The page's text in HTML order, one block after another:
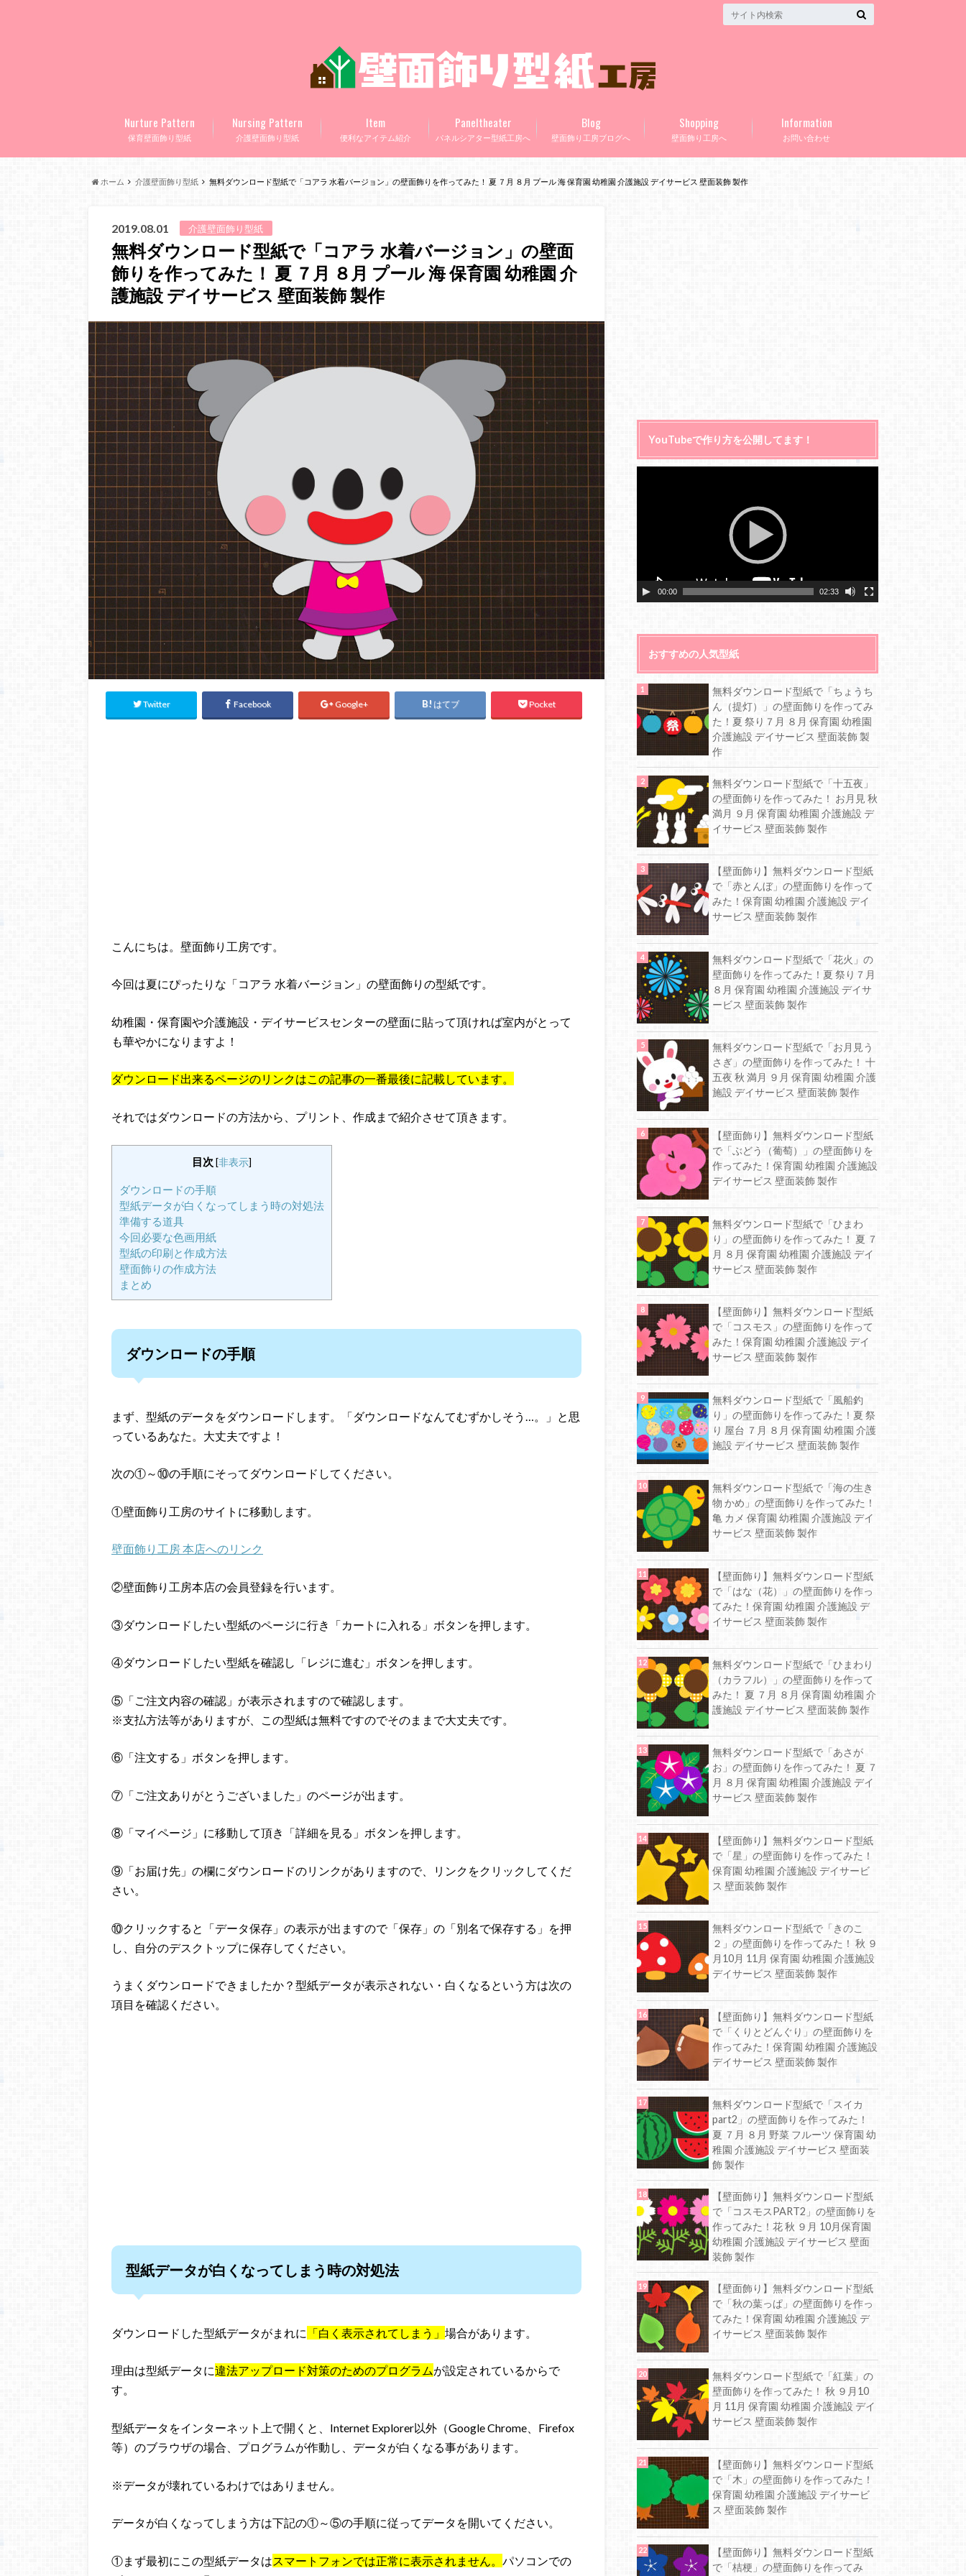
保育壁面飾り型紙
Nurture Pattern
介護壁面飾り型紙
Nursing Pattern
便利なアイテム紹介
Item
パネルシアター型紙工房へ
Paneltheater
壁面飾り工房ブログへ
Blog
壁面飾り工房へ
Shopping
お問い合わせ
Information
ホーム 介護壁面飾り型紙 無料ダウンロード型紙で「コアラ 水着バージョン」の壁面飾りを作ってみた！ 夏 ７月 ８月 プール 海 保育園 幼稚園 介護施設 デイサービス 壁面装飾 製作
2019.08.01 介護壁面飾り型紙
無料ダウンロード型紙で「コアラ 水着バージョン」の壁面
飾りを作ってみた！ 夏 ７月 ８月 プール 海 保育園 幼稚園 介
護施設 デイサービス 壁面装飾 製作
Twitter Facebook Google+ はてブ Pocket
こんにちは。壁面飾り工房です。
今回は夏にぴったりな「コアラ 水着バージョン」の壁面飾りの型紙です。
幼稚園・保育園や介護施設・デイサービスセンターの壁面に貼って頂ければ室内がとって
も華やかになりますよ！
ダウンロード出来るページのリンクはこの記事の一番最後に記載しています。
それではダウンロードの方法から、プリント、作成まで紹介させて頂きます。
目次 [非表示]
ダウンロードの手順
型紙データが白くなってしまう時の対処法
準備する道具
今回必要な色画用紙
型紙の印刷と作成方法
壁面飾りの作成方法
まとめ
ダウンロードの手順
まず、型紙のデータをダウンロードします。「ダウンロードなんてむずかしそう…。」と思
っているあなた。大丈夫ですよ！
次の①～⑩の手順にそってダウンロードしてください。
①壁面飾り工房のサイトに移動します。
壁面飾り工房 本店へのリンク
②壁面飾り工房本店の会員登録を行います。
③ダウンロードしたい型紙のページに行き「カートに入れる」ボタンを押します。
④ダウンロードしたい型紙を確認し「レジに進む」ボタンを押します。
⑤「ご注文内容の確認」が表示されますので確認します。
※支払方法等がありますが、この型紙は無料ですのでそのままで大丈夫です。
⑥「注文する」ボタンを押します。
⑦「ご注文ありがとうございました」のページが出ます。
⑧「マイページ」に移動して頂き「詳細を見る」ボタンを押します。
⑨「お届け先」の欄にダウンロードのリンクがありますので、リンクをクリックしてくだ
さい。
⑩クリックすると「データ保存」の表示が出ますので「保存」の「別名で保存する」を押
し、自分のデスクトップに保存してください。
うまくダウンロードできましたか？型紙データが表示されない・白くなるという方は次の
項目を確認ください。
型紙データが白くなってしまう時の対処法
ダウンロードした型紙データがまれに 「白く表示されてしまう」 場合があります。
理由は型紙データに違法アップロード対策のためのプログラムが設定されているからで
す。
型紙データをインターネット上で開くと、Internet Explorer以外（Google Chrome、Firefox
等）のブラウザの場合、プログラムが作動し、データが白くなる事があります。
※データが壊れているわけではありません。
データが白くなってしまう方は下記の①～⑤の手順に従ってデータを開いてください。
①まず最初にこの型紙データはスマートフォンでは正常に表示されません。 パソコンでの
YouTubeで作り方を公開してます！
00:00 02:33
おすすめの人気型紙
無料ダウンロード型紙で「ちょうち
ん（提灯）」の壁面飾りを作ってみ
た！夏 祭り７月 ８月 保育園 幼稚園
介護施設 デイサービス 壁面装飾 製
作
無料ダウンロード型紙で「十五夜」
の壁面飾りを作ってみた！ お月見 秋
満月 ９月 保育園 幼稚園 介護施設 デ
イサービス 壁面装飾 製作
【壁面飾り】無料ダウンロード型紙
で「赤とんぼ」の壁面飾りを作って
みた！保育園 幼稚園 介護施設 デイ
サービス 壁面装飾 製作
無料ダウンロード型紙で「花火」の
壁面飾りを作ってみた！夏 祭り７月
８月 保育園 幼稚園 介護施設 デイサ
ービス 壁面装飾 製作
無料ダウンロード型紙で「お月見う
さぎ」の壁面飾りを作ってみた！ 十
五夜 秋 満月 ９月 保育園 幼稚園 介護
施設 デイサービス 壁面装飾 製作
【壁面飾り】無料ダウンロード型紙
で「ぶどう（葡萄）」の壁面飾りを
作ってみた！保育園 幼稚園 介護施設
デイサービス 壁面装飾 製作
無料ダウンロード型紙で「ひまわ
り」の壁面飾りを作ってみた！ 夏 ７
月 ８月 保育園 幼稚園 介護施設 デイ
サービス 壁面装飾 製作
【壁面飾り】無料ダウンロード型紙
で「コスモス」の壁面飾りを作って
みた！保育園 幼稚園 介護施設 デイ
サービス 壁面装飾 製作
無料ダウンロード型紙で「風船釣
り」の壁面飾りを作ってみた！夏 祭
り 屋台 ７月 ８月 保育園 幼稚園 介護
施設 デイサービス 壁面装飾 製作
無料ダウンロード型紙で「海の生き
物 かめ」の壁面飾りを作ってみた！
亀 カメ 保育園 幼稚園 介護施設 デイ
サービス 壁面装飾 製作
【壁面飾り】無料ダウンロード型紙
で「はな（花）」の壁面飾りを作っ
てみた！保育園 幼稚園 介護施設 デ
イサービス 壁面装飾 製作
無料ダウンロード型紙で「ひまわり
（カラフル）」の壁面飾りを作って
みた！ 夏 ７月 ８月 保育園 幼稚園 介
護施設 デイサービス 壁面装飾 製作
無料ダウンロード型紙で「あさが
お」の壁面飾りを作ってみた！ 夏 ７
月 ８月 保育園 幼稚園 介護施設 デイ
サービス 壁面装飾 製作
【壁面飾り】無料ダウンロード型紙
で「星」の壁面飾りを作ってみた！
保育園 幼稚園 介護施設 デイサービ
ス 壁面装飾 製作
無料ダウンロード型紙で「きのこ
２」の壁面飾りを作ってみた！ 秋 ９
月10月 11月 保育園 幼稚園 介護施設
デイサービス 壁面装飾 製作
【壁面飾り】無料ダウンロード型紙
で「くりとどんぐり」の壁面飾りを
作ってみた！保育園 幼稚園 介護施設
デイサービス 壁面装飾 製作
無料ダウンロード型紙で「スイカ
part2」の壁面飾りを作ってみた！
夏 ７月 ８月 野菜 フルーツ 保育園 幼
稚園 介護施設 デイサービス 壁面装
飾 製作
【壁面飾り】無料ダウンロード型紙
で「コスモスPART2」の壁面飾りを
作ってみた！花 秋 ９月 10月保育園
幼稚園 介護施設 デイサービス 壁面
装飾 製作
【壁面飾り】無料ダウンロード型紙
で「秋の葉っぱ」の壁面飾りを作っ
てみた！保育園 幼稚園 介護施設 デ
イサービス 壁面装飾 製作
無料ダウンロード型紙で「紅葉」の
壁面飾りを作ってみた！ 秋 ９月10
月 11月 保育園 幼稚園 介護施設 デイ
サービス 壁面装飾 製作
【壁面飾り】無料ダウンロード型紙
で「木」の壁面飾りを作ってみた！
保育園 幼稚園 介護施設 デイサービ
ス 壁面装飾 製作
【壁面飾り】無料ダウンロード型紙
で「桔梗」の壁面飾りを作ってみ